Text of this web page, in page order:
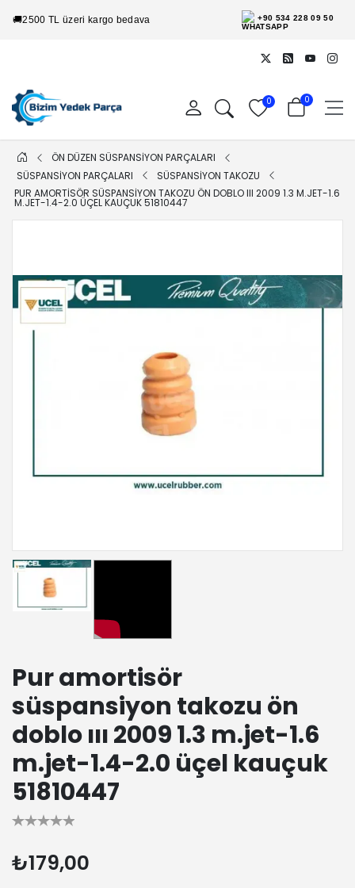
🚚2500 TL üzeri kargo bedava +90 534 228 09 50
0 0
ÖN DÜZEN SÜSPANSİYON PARÇALARI
SÜSPANSİYON PARÇALARI
SÜSPANSİYON TAKOZU
PUR AMORTISÖR SÜSPANSIYON TAKOZU ÖN DOBLO III 2009 1.3 M.JET-1.6
M.JET-1.4-2.0 ÜÇEL KAUÇUK 51810447
Pur amortisör
süspansiyon takozu ön
doblo ııı 2009 1.3 m.jet-1.6
m.jet-1.4-2.0 üçel kauçuk
51810447
₺179,00